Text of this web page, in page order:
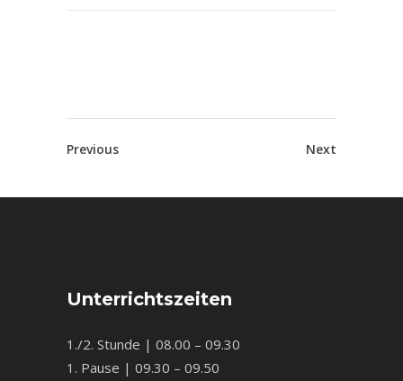
Previous Next
Unterrichtszeiten
1./2. Stunde | 08.00 – 09.30
1. Pause | 09.30 – 09.50